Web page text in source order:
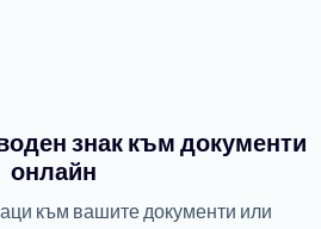
знак към документи
онлайн
към вашите документи или